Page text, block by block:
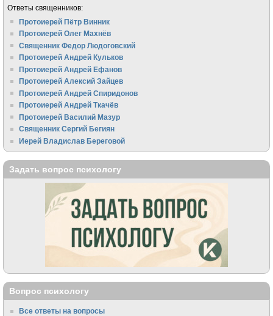
Ответы священников:
Протоиерей Пётр Винник
Протоиерей Олег Махнёв
Священник Федор Людоговский
Протоиерей Андрей Кульков
Протоиерей Андрей Ефанов
Протоиерей Алексий Зайцев
Протоиерей Андрей Спиридонов
Протоиерей Андрей Ткачёв
Протоиерей Василий Мазур
Священник Сергий Бегиян
Иерей Владислав Береговой
Задать вопрос психологу
Вопрос психологу
Все ответы на вопросы